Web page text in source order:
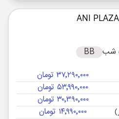
|
BB
۳۷٬۲۹۰٬۰۰۰ تومان
۵۳٬۹۹۰٬۰۰۰ تومان
۳۰٬۳۹۰٬۰۰۰ تومان
۱۴٬۹۹۰٬۰۰۰ تومان